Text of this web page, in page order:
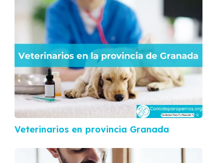
Veterinarios en provincia Granada